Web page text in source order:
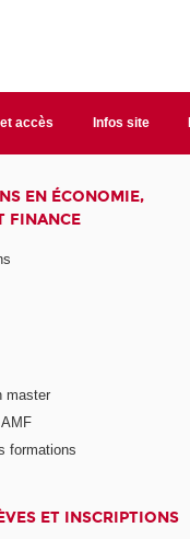
accès Infos site
EN ÉCONOMIE,
FINANCE
master
formations
ET INSCRIPTIONS